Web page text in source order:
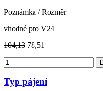
Poznámka / Rozměr
vhodné pro V24
104,13 78,51
Typ pájení